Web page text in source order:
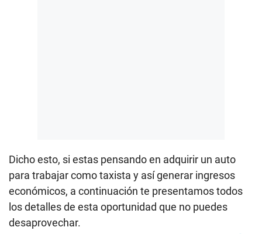
Dicho esto, si estas pensando en adquirir un auto
para trabajar como taxista y así generar ingresos
económicos, a continuación te presentamos todos
los detalles de esta oportunidad que no puedes
desaprovechar.